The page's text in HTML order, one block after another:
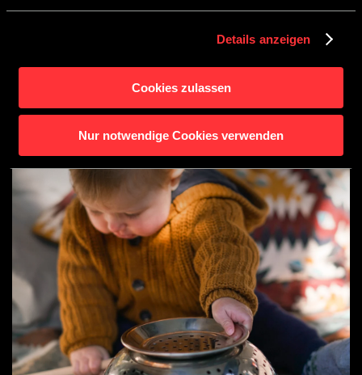
Details anzeigen
Cookies zulassen
Nur notwendige Cookies verwenden